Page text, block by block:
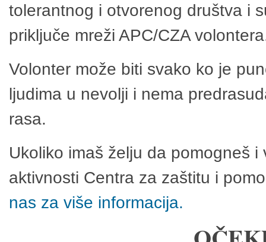
tolerantnog i otvorenog društva i
priključe mreži APC/CZA
Volonter može biti svako ko je
ljudima u nevolji i nema
rasa.
Ukoliko imaš želju da pomogneš
aktivnosti Centra za zaštitu i
nas za više informacija.